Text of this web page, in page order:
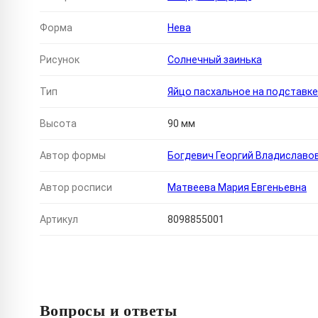
Форма Нева
Рисунок Солнечный заинька
Тип Яйцо пасхальное на подставке
Высота 90 мм
Автор формы Богдевич Георгий
Автор росписи Матвеева Мария Евгеньевна
Артикул 8098855001
Вопросы и ответы